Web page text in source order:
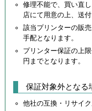
修理不能で、買い直
店にて用意の上、送
該当プリンターの販
手配となります。
プリンター保証の上
円までとなります。
保証対象外となる
他社の互換・リサイ